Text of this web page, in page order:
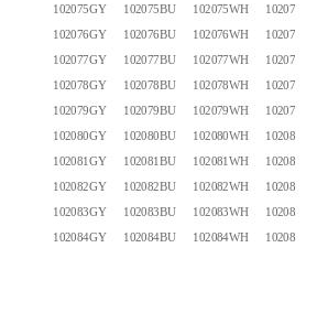
102075GY
102075BU 102075WH
102075BK
102076GY
102076BU 102076WH
102076BK
102077GY
102077BU 102077WH
102077BK
102078GY
102078BU 102078WH
102078BK
102079GY
102079BU 102079WH
102079BK
102080GY
102080BU 102080WH
102080BK
102081GY
102081BU 102081WH
102081BK
102082GY
102082BU 102082WH
102082BK
102083GY
102083BU 102083WH
102083BK
102084GY
102084BU 102084WH 102084BK